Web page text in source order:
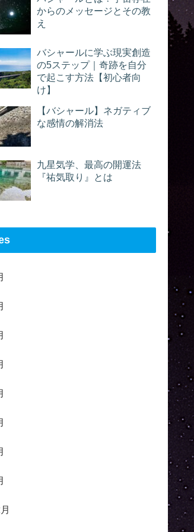
からのメッセージとその教
え
バシャールに学ぶ現実創造
の5ステップ｜奇跡を自分
で起こす方法【初心者向
け】
【バシャール】ネガティブ
な感情の解消法
九星気学、最高の開運法
『祐気取り』とは